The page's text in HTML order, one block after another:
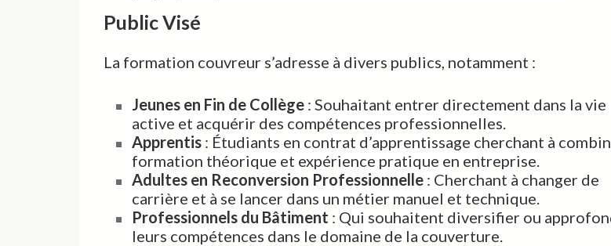
Public Visé
La formation couvreur s’adresse à divers publics, notamment :
Jeunes en Fin de Collège : Souhaitant entrer directement dans la vie
active et acquérir des compétences professionnelles.
Apprentis : Étudiants en contrat d’apprentissage cherchant à
formation théorique et expérience pratique en entreprise.
Adultes en Reconversion Professionnelle : Cherchant à changer de
carrière et à se lancer dans un métier manuel et technique.
Professionnels du Bâtiment : Qui souhaitent diversifier ou
leurs compétences dans le domaine de la couverture.